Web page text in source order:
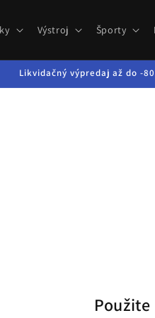
Výstroj Športy
Likvidačný výpredaj až do -